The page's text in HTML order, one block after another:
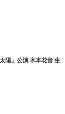
陽」公演 木本花音 生